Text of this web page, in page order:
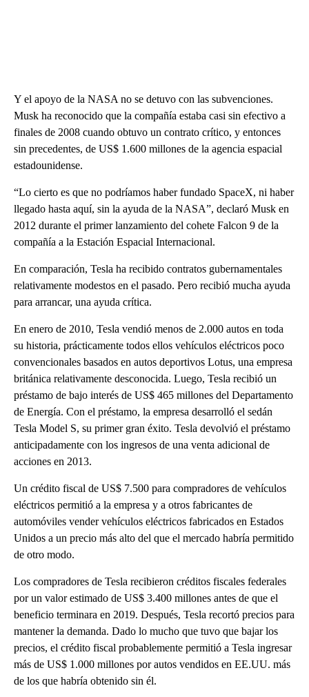
Y el apoyo de la NASA no se detuvo con las subvenciones.
Musk ha reconocido que la compañía estaba casi sin efectivo a
finales de 2008 cuando obtuvo un contrato crítico, y entonces
sin precedentes, de US$ 1.600 millones de la agencia espacial
estadounidense.
“Lo cierto es que no podríamos haber fundado SpaceX, ni haber
llegado hasta aquí, sin la ayuda de la NASA”, declaró Musk en
2012 durante el primer lanzamiento del cohete Falcon 9 de la
compañía a la Estación Espacial Internacional.
En comparación, Tesla ha recibido contratos gubernamentales
relativamente modestos en el pasado. Pero recibió mucha ayuda
para arrancar, una ayuda crítica.
En enero de 2010, Tesla vendió menos de 2.000 autos en toda
su historia, prácticamente todos ellos vehículos eléctricos poco
convencionales basados en autos deportivos Lotus, una empresa
británica relativamente desconocida. Luego, Tesla recibió un
préstamo de bajo interés de US$ 465 millones del Departamento
de Energía. Con el préstamo, la empresa desarrolló el sedán
Tesla Model S, su primer gran éxito. Tesla devolvió el préstamo
anticipadamente con los ingresos de una venta adicional de
acciones en 2013.
Un crédito fiscal de US$ 7.500 para compradores de vehículos
eléctricos permitió a la empresa y a otros fabricantes de
automóviles vender vehículos eléctricos fabricados en Estados
Unidos a un precio más alto del que el mercado habría permitido
de otro modo.
Los compradores de Tesla recibieron créditos fiscales federales
por un valor estimado de US$ 3.400 millones antes de que el
beneficio terminara en 2019. Después, Tesla recortó precios para
mantener la demanda. Dado lo mucho que tuvo que bajar los
precios, el crédito fiscal probablemente permitió a Tesla ingresar
más de US$ 1.000 millones por autos vendidos en EE.UU. más
de los que habría obtenido sin él.